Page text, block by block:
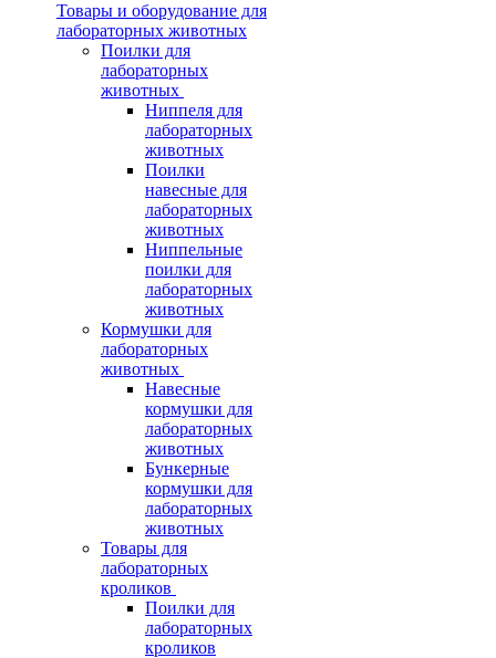
Товары и оборудование для
лабораторных животных
Поилки для
лабораторных
животных
Ниппеля для
лабораторных
животных
Поилки
навесные для
лабораторных
животных
Ниппельные
поилки для
лабораторных
животных
Кормушки для
лабораторных
животных
Навесные
кормушки для
лабораторных
животных
Бункерные
кормушки для
лабораторных
животных
Товары для
лабораторных
кроликов
Поилки для
лабораторных
кроликов